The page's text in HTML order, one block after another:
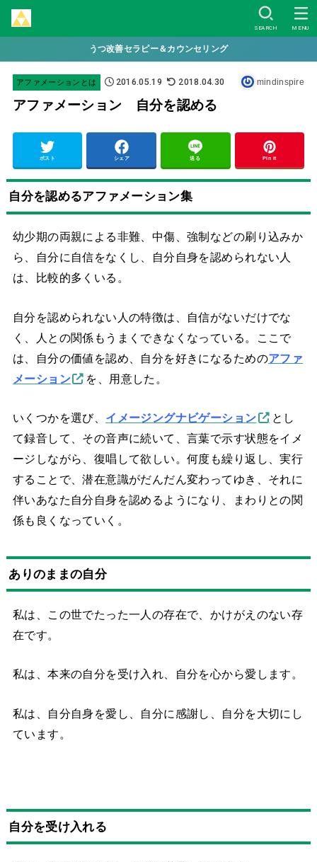
SEARCH MENU
うつ改善セラピー＆カウンセリング
アファメーションとは 2016.05.19 2018.04.30 mindinspire
アファメーション 自分を認める
ポスト シェア 送る Pin it
自分を認めるアファメーション集
幼少期の両親による非難、中傷、強制などの刷り込みか
ら、自分に自信をなくし、自分自身を認められない人
は、比較的多くいる。
自分を認められない人の特徴は、自信がないだけでな
く、人との関係もうまくできなくなっている。ここで
は、自分の価値を認め、自分を好きになるためのアファ
メーション
を、用意した。
いくつかを選び、 イメージングナビゲーション
とし
て録音して、その音声に続いて、言葉で示す状態をイメ
ージしながら、復唱して欲しい。何度も繰り返し、実行
することで、潜在意識がだんだん変わってゆき、それに
伴いあなた自分自身を認めるようになり、まわりとの関
係も良くなっていく。
ありのままの自分
私は、この世でたった一人の存在で、かけがえのない存
在です。
私は、本来の自分を受け入れ、自分を心から愛します。
私は、自分自身を愛し、自分に感謝し、自分を大切にし
ています。
自分を受け入れる